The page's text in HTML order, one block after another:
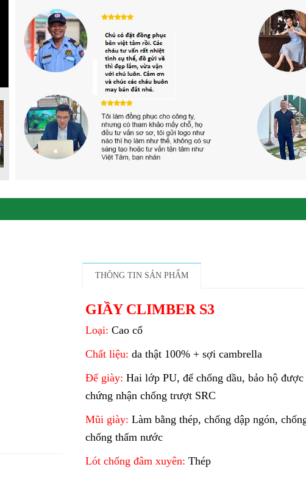
THÔNG TIN SẢN PHẨM
GIẦY CLIMBER S3
Loại: Cao cổ
Chất liệu: da thật 100% + sợi cambrella
Đế giày: Hai lớp PU, đế chống dầu, bảo hộ
chứng nhận chống trượt SRC
Mũi giày: Làm bằng thép, chống dập ngón,
chống thấm nước
Lót chống đâm xuyên: Thép